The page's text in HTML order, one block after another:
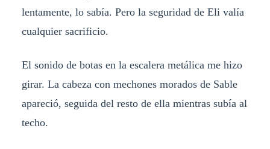
lentamente, lo sabía. Pero la seguridad de Eli valía
cualquier sacrificio.
El sonido de botas en la escalera metálica me hizo
girar. La cabeza con mechones morados de Sable
apareció, seguida del resto de ella mientras subía al
techo.